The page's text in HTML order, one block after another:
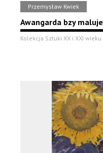
Przemysław Kwiek
Awangarda bzy maluje
Kolekcja Sztuki XX i XXI wieku